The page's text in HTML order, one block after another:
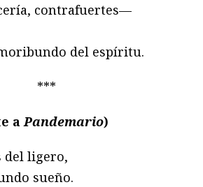
contrafuertes—
del espíritu.
***
aPandemario)
del ligero,
sueño.